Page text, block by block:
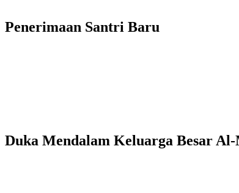
Penerimaan Santri Baru
Duka Mendalam Keluarga Besar